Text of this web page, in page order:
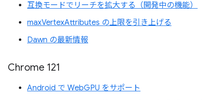
互換モードでリーチを拡大する（開発中の機能）
maxVertexAttributes の上限を引き上げる
Dawn の最新情報
Chrome 121
Android で WebGPU をサポート